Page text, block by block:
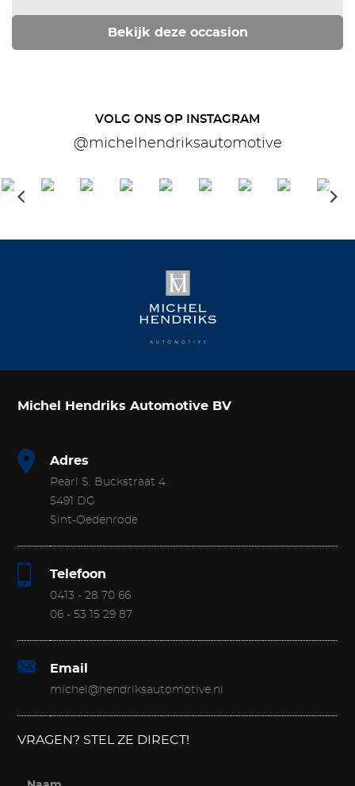
Bekijk deze occasion
VOLG ONS OP INSTAGRAM
@michelhendriksautomotive
Michel Hendriks Automotive BV
Adres
Pearl S. Buckstraat 4
5491 DG
Sint-Oedenrode
Telefoon
0413 - 28 70 66
06 - 53 15 29 87
Email
michel@hendriksautomotive.nl
VRAGEN? STEL ZE DIRECT!